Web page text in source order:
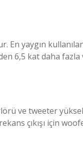
yaygın
6,5 kat daha fazla
ve tweeter yüksek
çıkışı için